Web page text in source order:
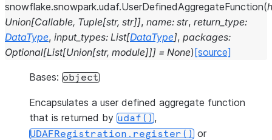
snowflake.snowpark.udaf.UserDefinedAggregateFunction(
Union[Callable, Tuple[str, str]], name: str, return_type:
DataType, input_types: List[DataType], packages:
Optional[List[Union[str, module]]] = None) [source]
Bases: object
Encapsulates a user defined aggregate function
that is returned by udaf(),
UDAFRegistration.register() or